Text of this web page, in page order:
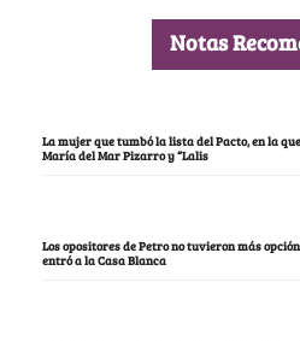
Notas
La mujer que tumbó la lista del Pacto, en la
María del Mar Pizarro y “Lalis
Los opositores de Petro no tuvieron más
entró a la Casa Blanca